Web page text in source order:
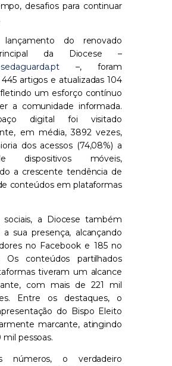
desafios para continuar
do renovado
da Diocese –
–, foram
artigos e atualizadas 104
um esforço contínuo
a comunidade informada.
digital foi visitado
em média, 3892 vezes,
dos acessos (74,08%) a
dispositivos móveis,
a crescente tendência de
conteúdos em plataformas
sociais, a Diocese também
a sua presença, alcançando
no Facebook e 185 no
Os conteúdos partilhados
tiveram um alcance
com mais de 221 mil
Entre os destaques, o
do Bispo Eleito
marcante, atingindo
pessoas.
números, o verdadeiro